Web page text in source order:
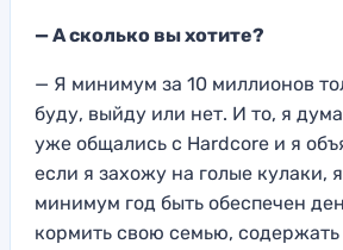
— А сколько вы хотите?
— Я минимум за 10 миллионов
буду, выйду или нет. И то, я
уже общались с Hardcore и я
если я захожу на голые кулаки,
минимум год быть обеспечен
кормить свою семью, содержать